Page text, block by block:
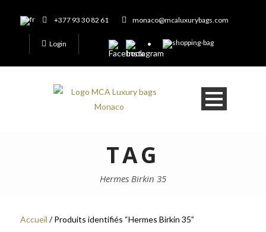
+377 93 30 82 61 monaco@mcaluxurybags.com
Login
TAG
Hermes Birkin 35
Accueil / Produits identifiés “Hermes Birkin 35”